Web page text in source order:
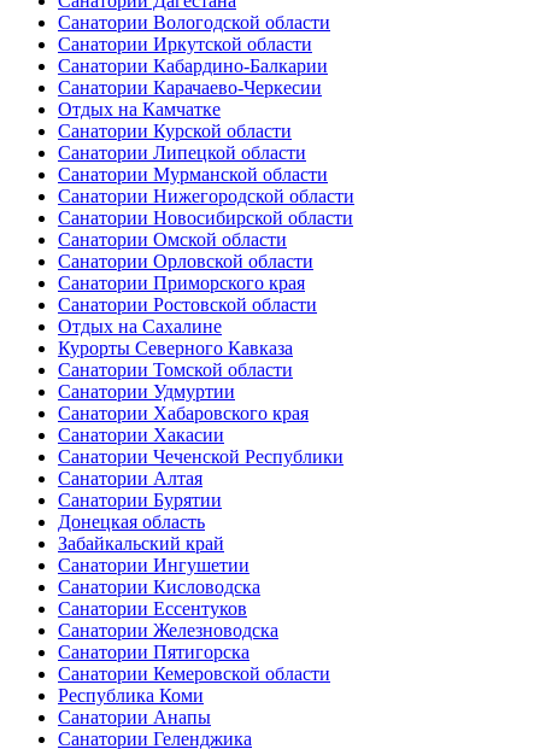
Санатории Вологодской области
Санатории Иркутской области
Санатории Кабардино-Балкарии
Санатории Карачаево-Черкесии
Отдых на Камчатке
Санатории Курской области
Санатории Липецкой области
Санатории Мурманской области
Санатории Нижегородской области
Санатории Новосибирской области
Санатории Омской области
Санатории Орловской области
Санатории Приморского края
Санатории Ростовской области
Отдых на Сахалине
Курорты Северного Кавказа
Санатории Томской области
Санатории Удмуртии
Санатории Хабаровского края
Санатории Хакасии
Санатории Чеченской Республики
Санатории Алтая
Санатории Бурятии
Донецкая область
Забайкальский край
Санатории Ингушетии
Санатории Кисловодска
Санатории Ессентуков
Санатории Железноводска
Санатории Пятигорска
Санатории Кемеровской области
Республика Коми
Санатории Анапы
Санатории Геленджика